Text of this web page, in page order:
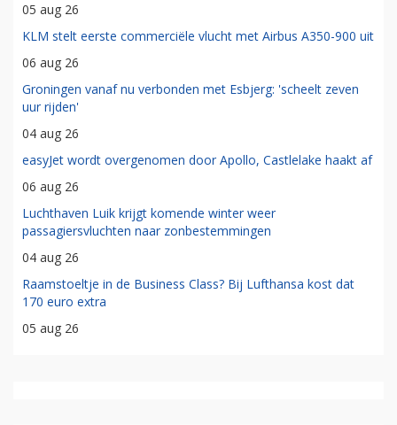
05 aug 26
KLM stelt eerste commerciële vlucht met Airbus A350-900 uit
06 aug 26
Groningen vanaf nu verbonden met Esbjerg: 'scheelt zeven
uur rijden'
04 aug 26
easyJet wordt overgenomen door Apollo, Castlelake haakt af
06 aug 26
Luchthaven Luik krijgt komende winter weer
passagiersvluchten naar zonbestemmingen
04 aug 26
Raamstoeltje in de Business Class? Bij Lufthansa kost dat
170 euro extra
05 aug 26